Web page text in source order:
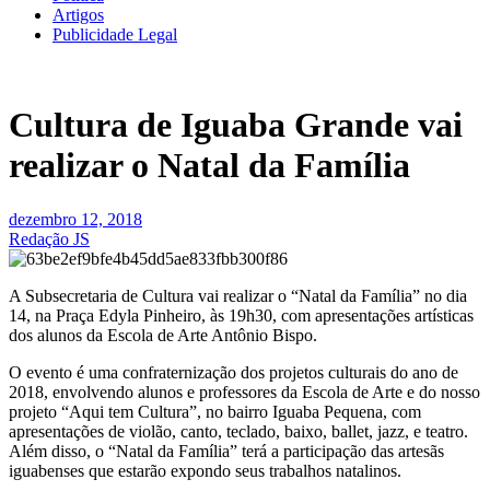
Artigos
Publicidade Legal
Cultura de Iguaba Grande vai
realizar o Natal da Família
dezembro 12, 2018
Redação JS
A Subsecretaria de Cultura vai realizar o “Natal da Família” no dia
14, na Praça Edyla Pinheiro, às 19h30, com apresentações artísticas
dos alunos da Escola de Arte Antônio Bispo.
O evento é uma confraternização dos projetos culturais do ano de
2018, envolvendo alunos e professores da Escola de Arte e do nosso
projeto “Aqui tem Cultura”, no bairro Iguaba Pequena, com
apresentações de violão, canto, teclado, baixo, ballet, jazz, e teatro.
Além disso, o “Natal da Família” terá a participação das artesãs
iguabenses que estarão expondo seus trabalhos natalinos.